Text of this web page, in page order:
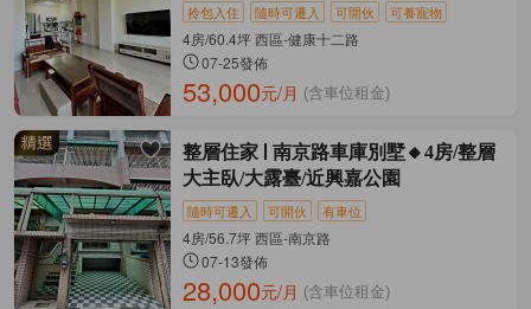
拎包入住 隨時可遷入 可開伙 可養寵物
4房/60.4坪 西區-健康十二路
07-25發佈
53,000元/月 (含車位租金)
整層住家
南京路車庫別墅🔸4房/整層
大主臥/大露臺/近興嘉公園
隨時可遷入 可開伙 有車位
4房/56.7坪 西區-南京路
07-13發佈
28,000元/月 (含車位租金)